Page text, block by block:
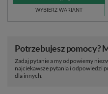
WYBIERZ WARIANT
Potrzebujesz pomocy?
Zadaj pytanie a my odpowiemy
najciekawsze pytania i odpowiedzi
dla innych.